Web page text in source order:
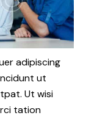
adipiscing
ut
Ut wisi
tation